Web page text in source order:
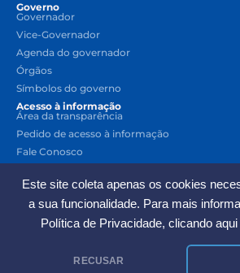
Este site coleta apenas os cookies
a sua funcionalidade. Para mais
Política de Privacidade, clicando aqui
RECUSAR
Governo
Governador
Vice-Governador
Agenda do governador
Órgãos
Símbolos do governo
Acesso à informação
Área da transparência
Pedido de acesso à informação
Fale Conosco
Acesso rápido
Contracheque Online